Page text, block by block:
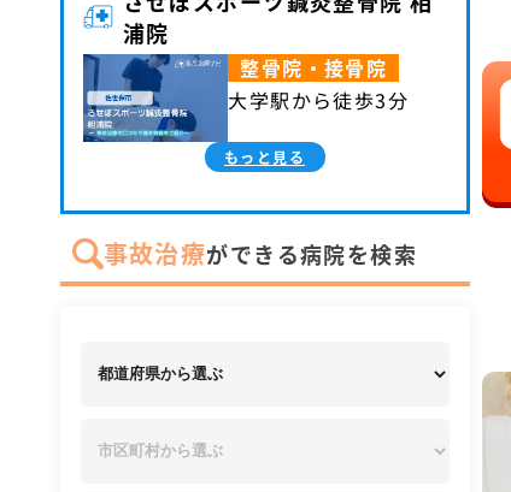
浦院
整骨院・接骨院
大学駅から徒歩3分
もっと見る
事故治療ができる病院を検索